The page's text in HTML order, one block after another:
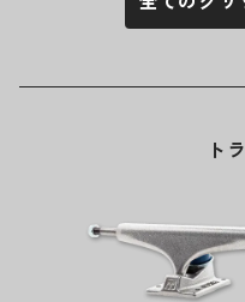
ト